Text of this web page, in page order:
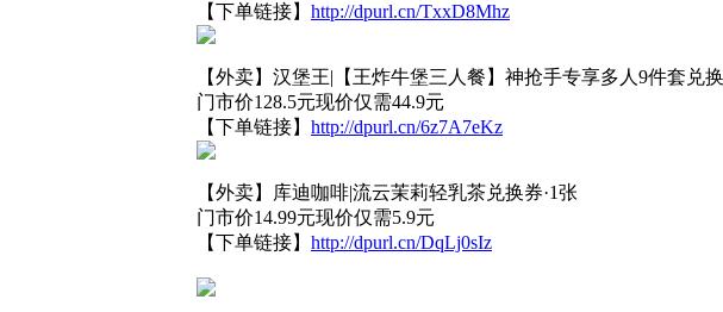
【下单链接】 http://dpurl.cn/TxxD8Mhz
【外卖】汉堡王|【王炸牛堡三人餐】神抢手专享多人9件套兑
门市价128.5元现价仅需44.9元
【下单链接】 http://dpurl.cn/6z7A7eKz
【外卖】库迪咖啡|流云茉莉轻乳茶兑换券·1张
门市价14.99元现价仅需5.9元
【下单链接】 http://dpurl.cn/DqLj0sIz